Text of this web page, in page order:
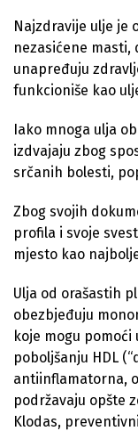
Najzdravije ulje je
nezasićene
unapređuju
funkcioniše kao
Iako mnoga ulja
izdvajaju zbog
srčanih bolesti,
Zbog svojih
profila i svoje
mjesto kao
Ulja od orašastih
obezbjeđuju
koje mogu pomoći
poboljšanju HDL
antiinflamatorna,
podržavaju opšte
Klodas,